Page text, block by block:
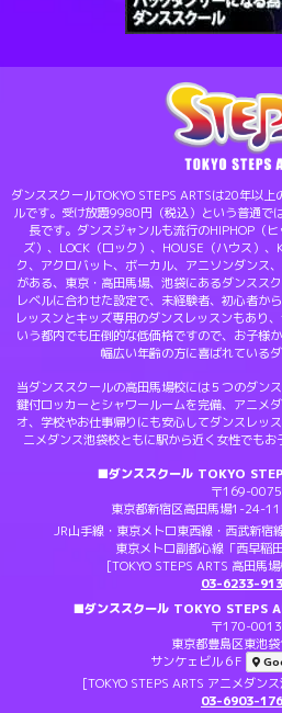
ダンススクールTOKYO STEPS ARTSは20年以
ルです。受け放題9980円（税込）という普通で
長です。ダンスジャンルも流行のHIPHOP（
ズ）、LOCK（ロック）、HOUSE（ハウス）
ク、アクロバット、ボーカル、アニソンダンス
がある、東京・高田馬場、池袋にあるダンスス
レベルに合わせた設定で、未経験者、初心者か
レッスンとキッズ専用のダンスレッスンもあり
いう都内でも圧倒的な低価格ですので、お子様
幅広い年齢の方に喜ばれている
当ダンススクールの高田馬場校には５つのダン
鍵付ロッカーとシャワールームを完備、アニメ
オ、学校やお仕事帰りにも安心してダンスレッ
ニメダンス池袋校ともに駅から近く女性でもお
■ダンススクール TOKYO
〒169-0075
東京都新宿区高田馬場1-24-11
JR山手線・東京メトロ東西線・西武新宿
東京メトロ副都心線「西早稲
[TOKYO STEPS ARTS 高田馬
03-6233-
■ダンススクール TOKYO STEPS
〒170-0013
東京都豊島区東池
サンケェビル６F
[TOKYO STEPS ARTS アニメダン
03-6903-